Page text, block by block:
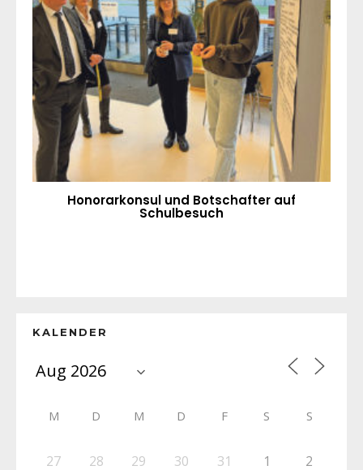
Honorarkonsul und Botschafter auf
Schulbesuch
KALENDER
M D M D F S S
27 28 29 30 31 1 2